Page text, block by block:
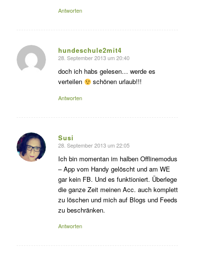
Antworten
hundeschule2mit4
sagte:
28. September 2013 um 20:40
doch ich habs gelesen… werde es
verteilen
schönen urlaub!!!
Antworten
Susi
sagte:
28. September 2013 um 22:05
Ich bin momentan im halben Offlinemodus
– App vom Handy gelöscht und am WE
gar kein FB. Und es funktioniert. Überlege
die ganze Zeit meinen Acc. auch komplett
zu löschen und mich auf Blogs und Feeds
zu beschränken.
Antworten